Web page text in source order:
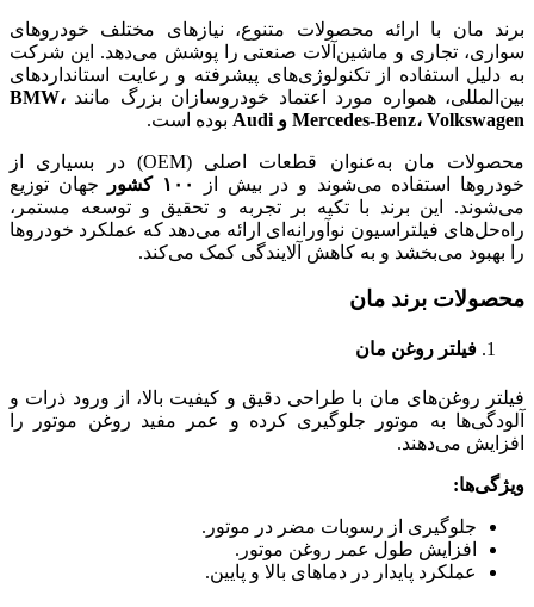
برند مان با ارائه محصولات متنوع، نیازهای مختلف خودروهای
سواری، تجاری و ماشین‌آلات صنعتی را پوشش می‌دهد. این شرکت
به دلیل استفاده از تکنولوژی‌های پیشرفته و رعایت استانداردهای
بین‌المللی، همواره مورد اعتماد خودروسازان بزرگ مانند
BMW،
Mercedes-Benz، Volkswagen و Audi بوده است.
محصولات مان به‌عنوان قطعات اصلی (OEM) در بسیاری از
خودروها استفاده می‌شوند و در بیش از
۱۰۰ کشور
جهان توزیع
می‌شوند. این برند با تکیه بر تجربه و تحقیق و توسعه مستمر،
راه‌حل‌های فیلتراسیون نوآورانه‌ای ارائه می‌دهد که عملکرد خودروها
را بهبود می‌بخشد و به کاهش آلایندگی کمک می‌کند.
محصولات برند مان
فیلتر روغن مان
فیلتر روغن‌های مان با طراحی دقیق و کیفیت بالا، از ورود ذرات و
آلودگی‌ها به موتور جلوگیری کرده و عمر مفید روغن موتور را
افزایش می‌دهند.
ویژگی‌ها:
جلوگیری از رسوبات مضر در موتور.
افزایش طول عمر روغن موتور.
عملکرد پایدار در دماهای بالا و پایین.